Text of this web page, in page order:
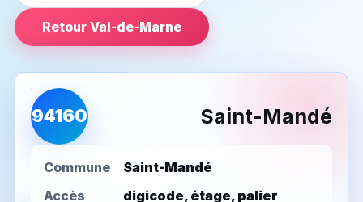
Retour Val-de-Marne
94160 Saint-Mandé
Commune
Saint-Mandé
Accès
digicode, étage, palier